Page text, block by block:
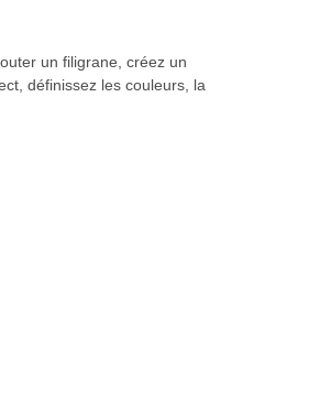
un filigrane, créez un
définissez les couleurs, la